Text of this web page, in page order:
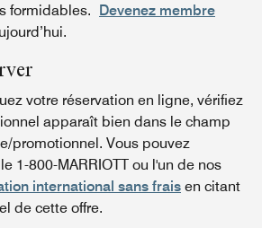
formidables. Devenez membre
votre réservation en ligne, vérifiez
apparaît bien dans le champ
promotionnel. Vous pouvez
1-800-MARRIOTT ou l'un de nos
international sans frais en citant
de cette offre.